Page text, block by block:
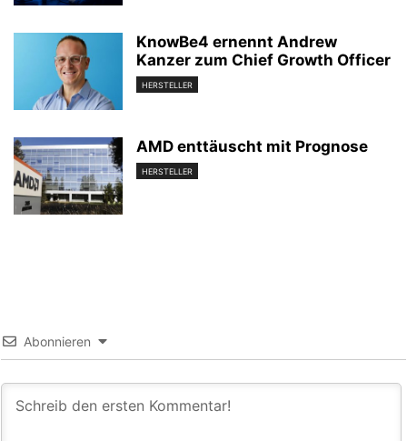
KnowBe4 ernennt Andrew
Kanzer zum Chief Growth Officer
HERSTELLER
AMD enttäuscht mit Prognose
HERSTELLER
Abonnieren